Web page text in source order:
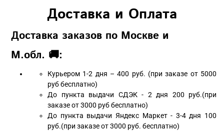
Доставка и Оплата
Доставка заказов по Москве и
М.обл. 🚚:
Курьером 1-2 дня – 400 руб. (при заказе от 5000
руб бесплатно)
До пункта выдачи СДЭК - 2 дня 200 руб.(при
заказе от 3000 руб бесплатно)
До пункта выдачи Яндекс Маркет - 3-4 дня 100
руб.(при заказе от 3000 руб. бесплатно)